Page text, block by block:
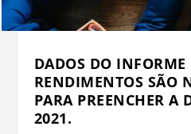
DADOS DO INFORME
RENDIMENTOS SÃO
PARA PREENCHER A
2021.